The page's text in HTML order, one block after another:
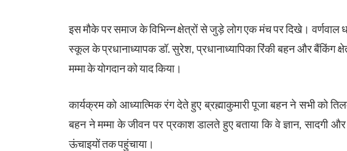
इस मौके पर समाज के विभिन्न क्षेत्रों से जुड़े लोग एक मंच पर दिखे। वर्णवाल
स्कूल के प्रधानाध्यापक डॉ. सुरेश, प्रधानाध्यापिका रिंकी बहन और बैंकिंग
मम्मा के योगदान को याद किया।
कार्यक्रम को आध्यात्मिक रंग देते हुए ब्रह्माकुमारी पूजा बहन ने सभी को
बहन ने मम्मा के जीवन पर प्रकाश डालते हुए बताया कि वे ज्ञान, सादगी
ऊंचाइयों तक पहुंचाया।